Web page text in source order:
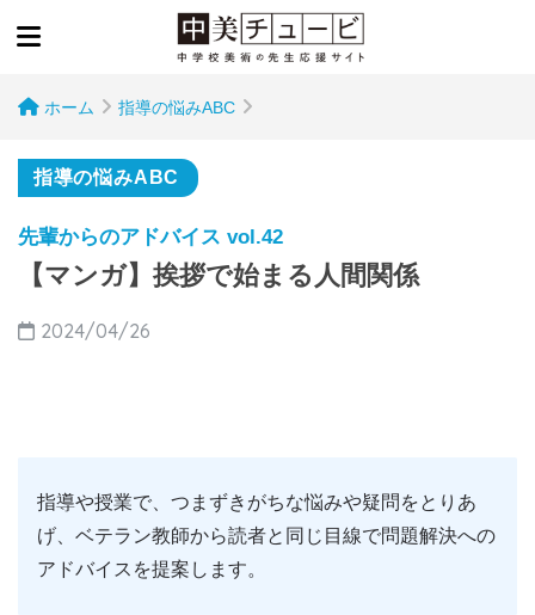
ホーム 指導の悩みABC
指導の悩みABC
先輩からのアドバイス vol.42
【マンガ】挨拶で始まる人間関係
2024/04/26
指導や授業で、つまずきがちな悩みや疑問をとりあ
げ、ベテラン教師から読者と同じ目線で問題解決への
アドバイスを提案します。